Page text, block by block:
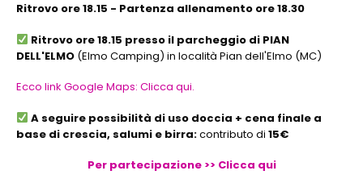
Ritrovo ore 18.15 - Partenza allenamento ore 18.30
Ritrovo ore 18.15 presso il parcheggio di PIAN
DELL'ELMO (Elmo Camping) in località Pian dell'Elmo (MC)
Ecco link Google Maps: Clicca qui.
A seguire possibilità di uso doccia + cena finale a
base di crescia, salumi e birra:contributo di 15€
Per partecipazione >> Clicca qui